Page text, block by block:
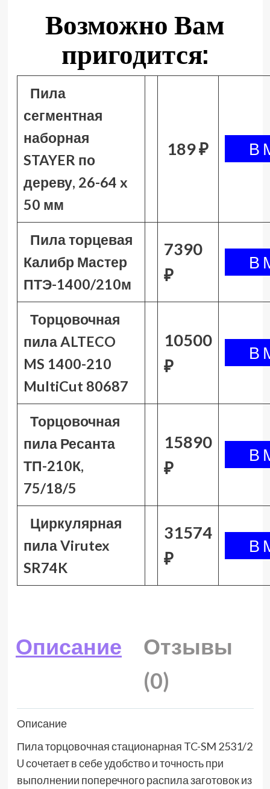
Возможно Вам
пригодится:
Пила
сегментная
наборная
STAYER по
дереву, 26-64 x
50 мм
189 ₽
Пила торцевая
Калибр Мастер
ПТЭ-1400/210м
7390
₽
Торцовочная
пила ALTECO
MS 1400-210
MultiCut 80687
10500
₽
Торцовочная
пила Ресанта
ТП-210К,
75/18/5
15890
₽
Циркулярная
пила Virutex
SR74K
31574
₽
Описание
Отзывы
(0)
Описание
Пила торцовочная стационарная TC-SM 2531/2
U сочетает в себе удобство и точность при
выполнении поперечного распила заготовок из